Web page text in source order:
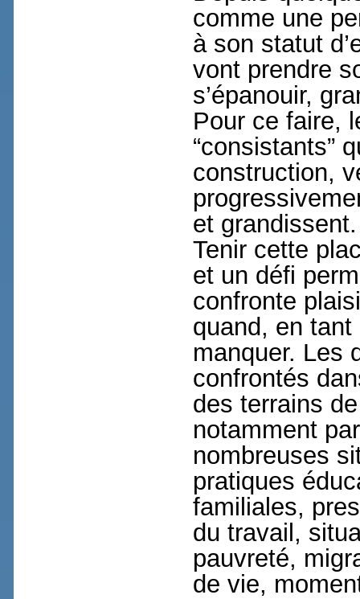
comme une
à son statut
vont prendre
s’épanouir,
Pour ce faire,
“consistants”
construction,
et grandissent.
Tenir cette
et un défi
confronte
quand, en tant
manquer. Les
confrontés
des terrains
notamment
nombreuses
pratiques
familiales,
du travail,
pauvreté,
de vie,